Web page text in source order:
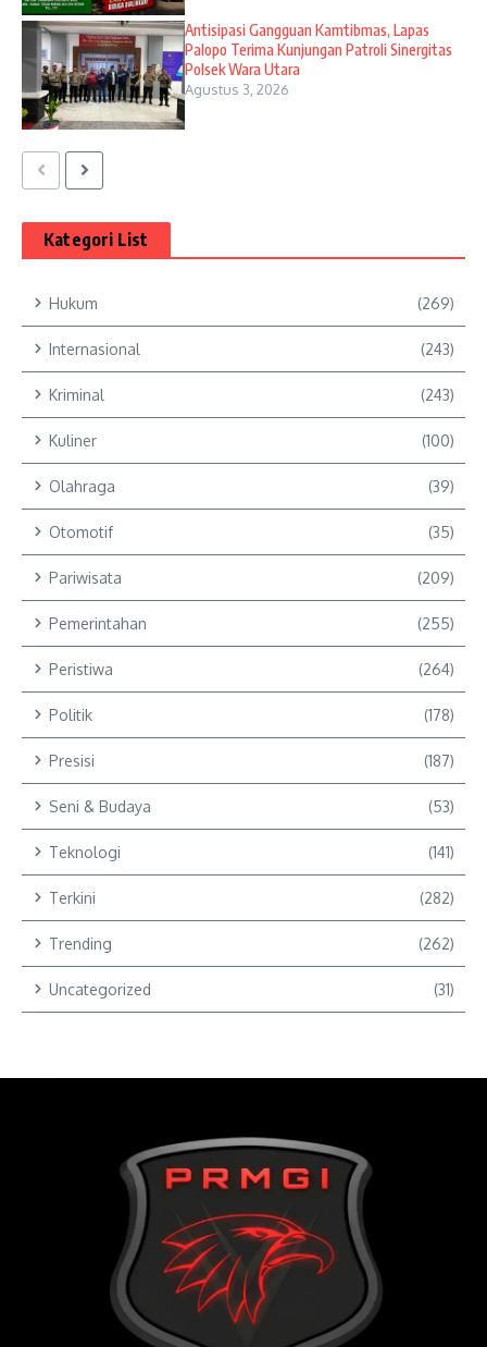
Antisipasi Gangguan Kamtibmas, Lapas
Palopo Terima Kunjungan Patroli Sinergitas
Polsek Wara Utara
Agustus 3, 2026
Kategori List
Hukum (269)
Internasional (243)
Kriminal (243)
Kuliner (100)
Olahraga (39)
Otomotif (35)
Pariwisata (209)
Pemerintahan (255)
Peristiwa (264)
Politik (178)
Presisi (187)
Seni & Budaya (53)
Teknologi (141)
Terkini (282)
Trending (262)
Uncategorized (31)